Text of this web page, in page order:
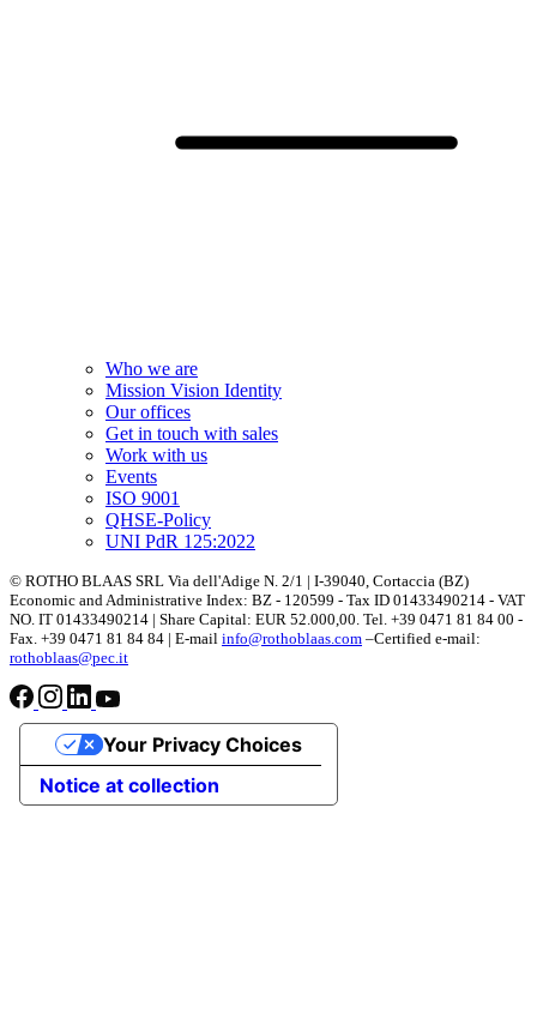
Who we are
Mission Vision Identity
Our offices
Get in touch with sales
Work with us
Events
ISO 9001
QHSE-Policy
UNI PdR 125:2022
© ROTHO BLAAS SRL Via dell'Adige N. 2/1 | I-39040, Cortaccia (BZ)
Economic and Administrative Index: BZ - 120599 - Tax ID 01433490214 - VAT
NO. IT 01433490214 | Share Capital: EUR 52.000,00. Tel. +39 0471 81 84 00 -
Fax. +39 0471 81 84 84 | E-mail info@rothoblaas.com –Certified e-mail:
rothoblaas@pec.it
Notice at collection
Your Privacy Choices